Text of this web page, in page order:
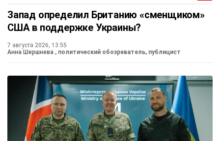
Запад определил Британию «сменщиком»
США в поддержке Украины?
7 августа 2026, 13:55
Анна Шершнева , политический обозреватель, публицист